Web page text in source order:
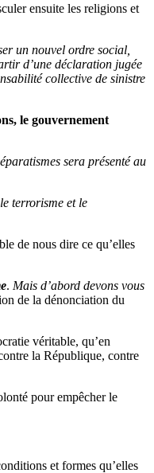
ensuite les religions et
un nouvel ordre social,
d’une déclaration jugée
collective de sinistre
le gouvernement
sera présenté au
le terrorisme et le
de nous dire ce qu’elles
. Mais d’abord devons vous
de la dénonciation du
véritable, qu’en
la République, contre
pour empêcher le
et formes qu’elles